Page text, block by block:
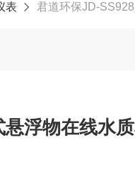
表 君道环保JD-
浮物在线水